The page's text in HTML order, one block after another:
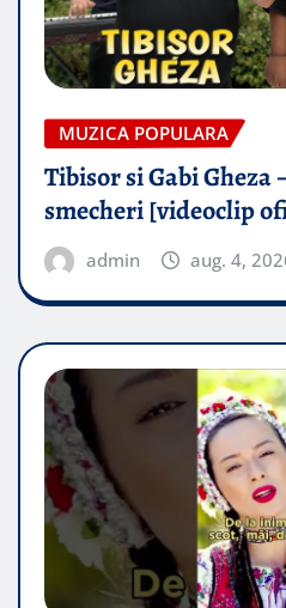
MUZICA POPULARA
Tibisor si Gabi Gheza
smecheri [videoclip
admin aug. 4,